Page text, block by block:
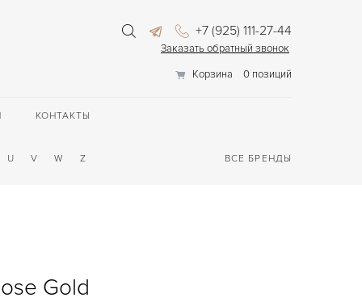
+7 (925) 111-27-44
Заказать обратный звонок
Корзина
0 позиций
КОНТАКТЫ
U V W Z ВСЕ БРЕНДЫ
Gold